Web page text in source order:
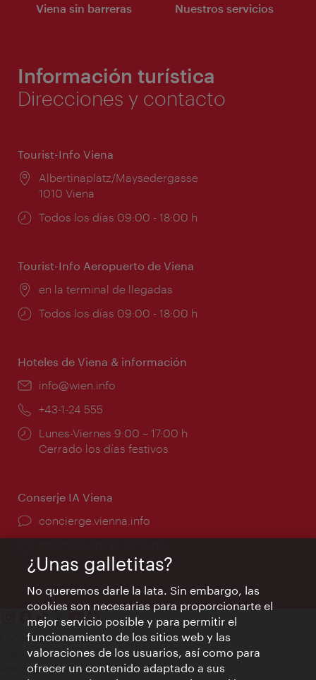
Viena sin barreras Nuestros servicios
Información turística
Direcciones y contacto
Tourist-Info Viena
Lugar:
Albertinaplatz/Maysedergasse
1010 Viena
Horarios
Todos los días 09:00 - 18:00 h
Tourist-Info Aeropuerto de Viena
Lugar:
en la terminal de llegadas
Horarios
Todos los días 09:00 - 18:00 h
Hoteles de Viena & información
e-
info@wien.info
Teléfono:
+43-1-24 555
Horarios
de
Lunes-Viernes 9:00 – 17:00 h
Cerrado los días festivos
Conserje IA Viena
concierge.vienna.info
Contacto
Aviso legal
Política de privacidad de datos
¿Unas galletitas?
No queremos darle la lata. Sin embargo, las
cookies son necesarias para proporcionarte el
mejor servicio posible y para permitir el
funcionamiento de los sitios web y las
valoraciones de los usuarios, así como para
ofrecer un contenido adaptado a sus